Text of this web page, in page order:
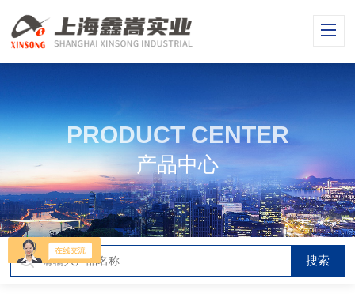
PRODUCT CENTER
产品中心